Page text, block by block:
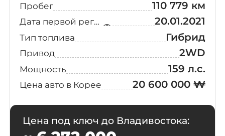
Cadillac (100)
Polestar(50)
Infiniti (47)
Citroen / DS(39)
N Line(37)
VIP
Inspiration N
Line
Family
Пробег 110 779 км
Дата первой регистрации 20.01.2021
Тип топлива Гибрид
Привод 2WD
Мощность 159 л.с.
Цена авто в Корее 20 600 000 ₩
Цена под ключ до Владивостока: